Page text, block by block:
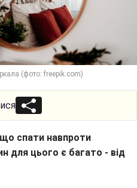
(фото: freepik.com)
що спати навпроти
для цього є багато - від